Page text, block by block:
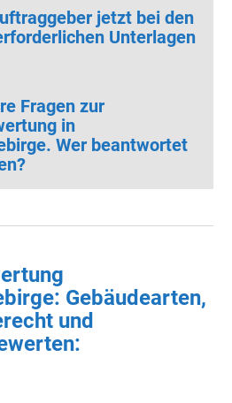
jetzt bei den
Unterlagen
Fragen zur
in
Wer beantwortet
Gebäudearten,
und